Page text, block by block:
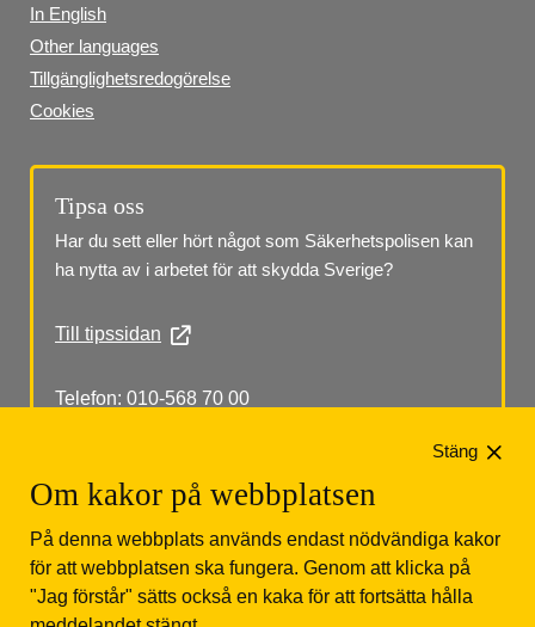
In English
Other languages
Tillgänglighetsredogörelse
Cookies
Tipsa oss
Har du sett eller hört något som Säkerhetspolisen kan
ha nytta av i arbetet för att skydda Sverige?
Till tipssidan
Telefon: 010-568 70 00
Säkerhetspolisen
Om kakor på webbplatsen
På denna webbplats används endast nödvändiga kakor
för att webbplatsen ska fungera. Genom att klicka på
"Jag förstår" sätts också en kaka för att fortsätta hålla
Stäng